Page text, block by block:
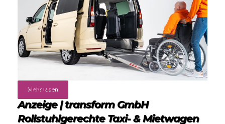
Mehr lesen
Angebote
Anzeige | transform GmbH
Rollstuhlgerechte Taxi- & Mietwagen